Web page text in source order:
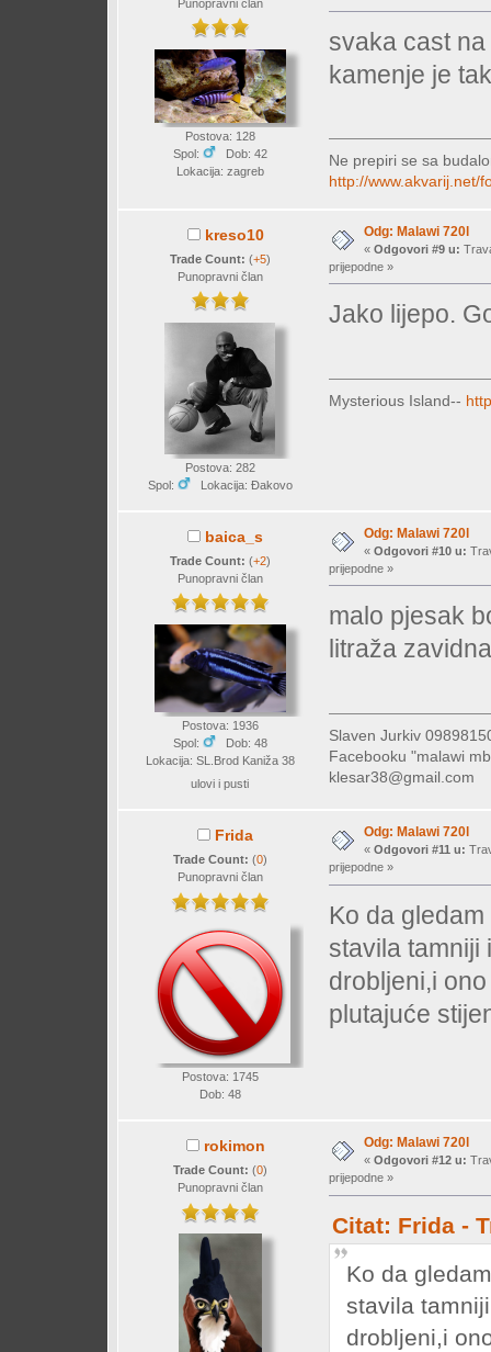
Punopravni član
Postova: 128
Spol:
Dob: 42
Lokacija: zagreb
svaka cast
kamenje je
Ne prepiri se sa
http://www.akvarij.net/
kreso10
Trade Count: (+5)
Punopravni član
Postova: 282
Spol:
Lokacija: Đakovo
Odg: Malawi 720l
« Odgovori #9 u:
prijepodne »
Jako lijepo.
Mysterious Island--
baica_s
Trade Count: (+2)
Punopravni član
Postova: 1936
Spol:
Dob: 48
Lokacija: SL.Brod Kaniža 38
ulovi i pusti
Odg: Malawi 720l
« Odgovori #10 u:
prijepodne »
malo pjesak
litraža zavidna
Slaven Jurkiv
Facebooku "malawi
klesar38@gmail.com
Frida
Trade Count: (0)
Punopravni član
Postova: 1745
Dob: 48
Odg: Malawi 720l
« Odgovori #11 u:
prijepodne »
Ko da
stavila tamniji
drobljeni,i
plutajuće
rokimon
Trade Count: (0)
Punopravni član
Odg: Malawi 720l
« Odgovori #12 u:
prijepodne »
Citat: Frida -
Ko da
stavila
drobljeni,i